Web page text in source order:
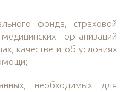
фонда, страховой
организаций
качестве и об условиях
необходимых для